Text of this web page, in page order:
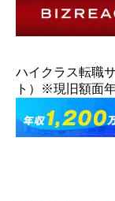
ハイクラス転職
ト）※現旧額面